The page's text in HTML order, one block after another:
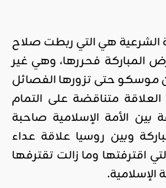
الشرعية هي التي ربطت صلاح
المباركة فحررها، وهي غير
موسكو حتى تزورها الفصائل
متناقضة على التمام
بين الأمة الإسلامية صاحبة
وبين روسيا علاقة عداء
اقترفتها وما زالت تقترفها
الإسلامية.